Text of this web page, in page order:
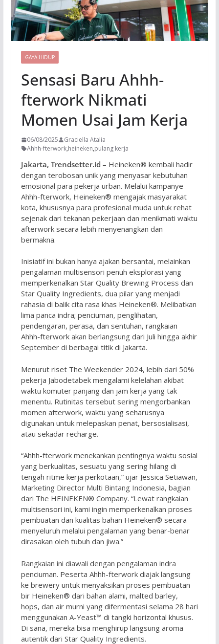
GAYA HIDUP
Sensasi Baru Ahhh-
fterwork Nikmati
Momen Usai Jam Kerja
06/08/2025
Graciella Atalia
Ahhh-fterwork,heineken,pulang kerja
Jakarta, Trendsetter.id – Heineken® kembali hadir
dengan terobosan unik yang menyasar kebutuhan
emosional para pekerja urban. Melalui kampanye
Ahhh-fterwork, Heineken® mengajak masyarakat
kota, khususnya para profesional muda untuk rehat
sejenak dari tekanan pekerjaan dan menikmati waktu
afterwork secara lebih menyenangkan dan
bermakna.
Inisiatif ini bukan hanya ajakan bersantai, melainkan
pengalaman multisensori penuh eksplorasi yang
memperkenalkan Star Quality Brewing Process dan
Star Quality Ingredients, dua pilar yang menjadi
rahasia di balik cita rasa khas Heineken®. Melibatkan
lima panca indra; penciuman, penglihatan,
pendengaran, perasa, dan sentuhan, rangkaian
Ahhh-fterwork akan berlangsung dari Juli hingga akhir
September di berbagai titik di Jakarta.
Menurut riset The Weekender 2024, lebih dari 50%
pekerja Jabodetabek mengalami kelelahan akibat
waktu komuter panjang dan jam kerja yang tak
menentu. Rutinitas tersebut sering mengorbankan
momen afterwork, waktu yang seharusnya
digunakan untuk melepaskan penat, bersosialisasi,
atau sekadar recharge.
“Ahhh-fterwork menekankan pentingnya waktu sosial
yang berkualitas, sesuatu yang sering hilang di
tengah ritme kerja perkotaan,” ujar Jessica Setiawan,
Marketing Director Multi Bintang Indonesia, bagian
dari The HEINEKEN® Company. “Lewat rangkaian
multisensori ini, kami ingin memperkenalkan proses
pembuatan dan kualitas bahan Heineken® secara
menyeluruh melalui pengalaman yang benar-benar
dirasakan oleh tubuh dan jiwa.”
Rangkaian ini diawali dengan pengalaman indra
penciuman. Peserta Ahhh-fterwork diajak langsung
ke brewery untuk menyaksikan proses pembuatan
bir Heineken® dari bahan alami, malted barley,
hops, dan air murni yang difermentasi selama 28 hari
menggunakan A-Yeast™ di tangki horizontal khusus.
Di sana, mereka bisa menghirup langsung aroma
autentik dari Star Quality Ingredients.